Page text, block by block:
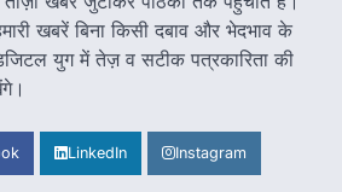
छत्तीसगढ़ के खिलाड़ियों का करीब आठ साल लंबा
आखिरकार खत्म हो गया। राज्य…
खबर
BEML प्लांट समेत 7 बड़े फैसलों पर
की मुहर
खबरें बिना किसी दबाव और भेदभाव के
युग में तेज़ व सटीक पत्रकारिता की
LinkedIn Instagram